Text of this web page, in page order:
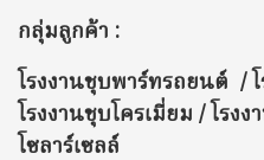
กลุ่มลูกค้า :
โรงงานชุบพาร์ทรถยนต์ /
โรงงานชุบโครเมี่ยม / โรง
โซลาร์เซลล์